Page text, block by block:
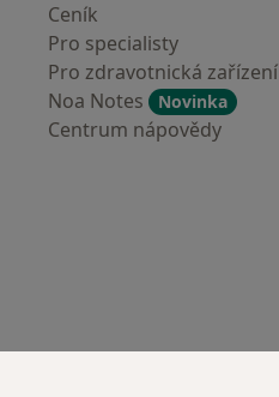
Ceník
Pro specialisty
Pro zdravotnická zařízení
Noa Notes
Novinka
Centrum nápovědy